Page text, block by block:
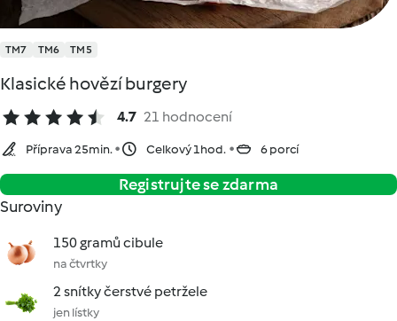
TM7 TM6 TM5
Klasické hovězí burgery
4.7 21 hodnocení
Příprava 25min. Celkový 1hod. 6 porcí
Registrujte se zdarma
Suroviny
150 gramů cibule
na čtvrtky
2 snítky čerstvé petržele
jen lístky